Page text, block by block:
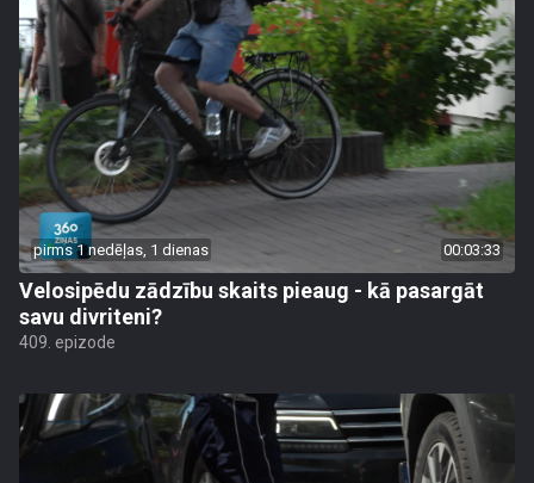
pirms 1 nedēļas, 1 dienas 00:03:33
Velosipēdu zādzību skaits pieaug - kā pasargāt
savu divriteni?
409. epizode